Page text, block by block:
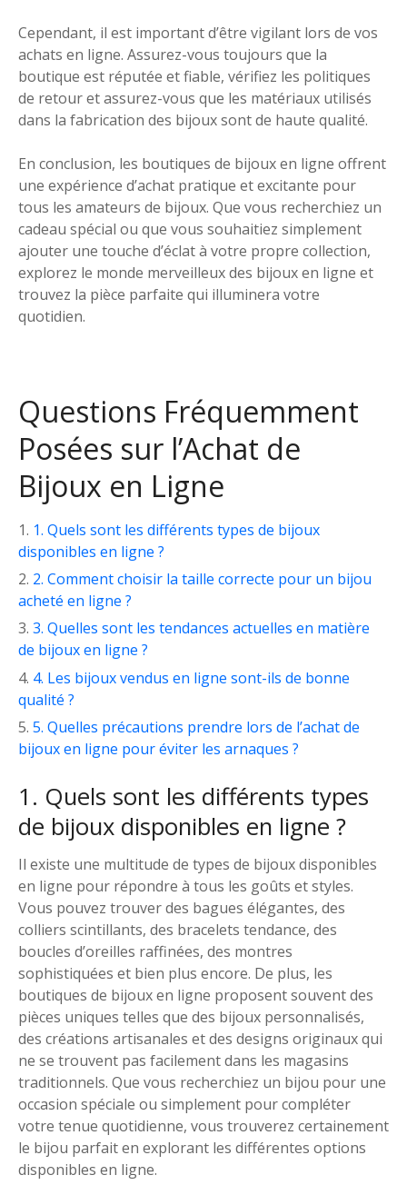
Cependant, il est important d’être vigilant lors de vos
achats en ligne. Assurez-vous toujours que la
boutique est réputée et fiable, vérifiez les politiques
de retour et assurez-vous que les matériaux utilisés
dans la fabrication des bijoux sont de haute qualité.
En conclusion, les boutiques de bijoux en ligne offrent
une expérience d’achat pratique et excitante pour
tous les amateurs de bijoux. Que vous recherchiez un
cadeau spécial ou que vous souhaitiez simplement
ajouter une touche d’éclat à votre propre collection,
explorez le monde merveilleux des bijoux en ligne et
trouvez la pièce parfaite qui illuminera votre
quotidien.
Questions Fréquemment
Posées sur l’Achat de
Bijoux en Ligne
1. Quels sont les différents types de bijoux
disponibles en ligne ?
2. Comment choisir la taille correcte pour un bijou
acheté en ligne ?
3. Quelles sont les tendances actuelles en matière
de bijoux en ligne ?
4. Les bijoux vendus en ligne sont-ils de bonne
qualité ?
5. Quelles précautions prendre lors de l’achat de
bijoux en ligne pour éviter les arnaques ?
1. Quels sont les différents types
de bijoux disponibles en ligne ?
Il existe une multitude de types de bijoux disponibles
en ligne pour répondre à tous les goûts et styles.
Vous pouvez trouver des bagues élégantes, des
colliers scintillants, des bracelets tendance, des
boucles d’oreilles raffinées, des montres
sophistiquées et bien plus encore. De plus, les
boutiques de bijoux en ligne proposent souvent des
pièces uniques telles que des bijoux personnalisés,
des créations artisanales et des designs originaux qui
ne se trouvent pas facilement dans les magasins
traditionnels. Que vous recherchiez un bijou pour une
occasion spéciale ou simplement pour compléter
votre tenue quotidienne, vous trouverez certainement
le bijou parfait en explorant les différentes options
disponibles en ligne.